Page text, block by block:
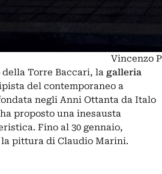
Vincenzo
Torre Baccari, la galleria
del contemporaneo a
negli Anni Ottanta da Italo
proposto una inesausta
Fino al 30 gennaio,
la pittura di Claudio Marini.